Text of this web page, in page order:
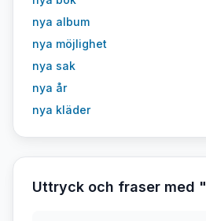
nya album
nya möjlighet
nya sak
nya år
nya kläder
Uttryck och fraser med "